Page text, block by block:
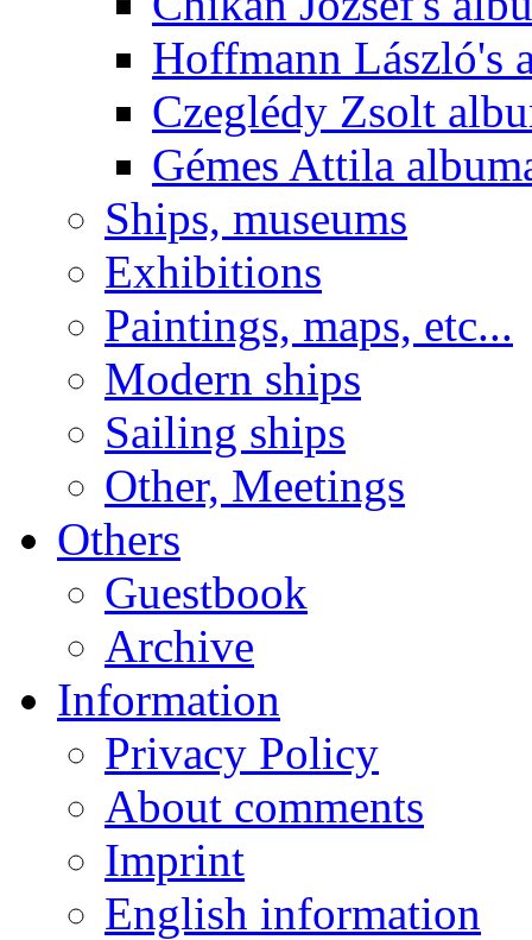
Hoffmann László's
Czeglédy Zsolt
Gémes Attila
Ships, museums
Exhibitions
Paintings, maps, etc...
Modern ships
Sailing ships
Other, Meetings
Others
Guestbook
Archive
Information
Privacy Policy
About comments
Imprint
English information